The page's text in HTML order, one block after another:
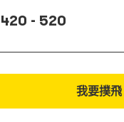
420 - 520
我要撲飛